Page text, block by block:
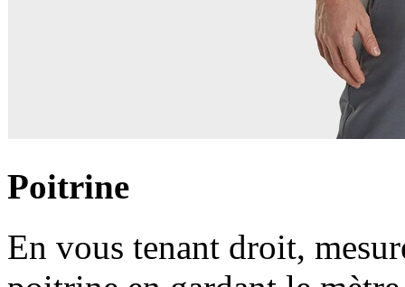
Poitrine
En vous tenant droit,